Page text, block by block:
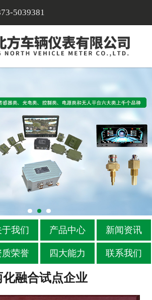
5039381
于我们 产品中心 新闻资讯
质荣誉 四大能力 联系我们
化融合试点企业